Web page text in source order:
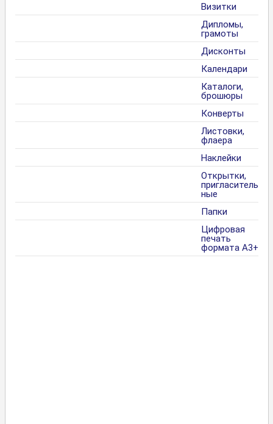
Визитки
Дипломы,
грамоты
Дисконты
Календари
Каталоги,
брошюры
Конверты
Листовки,
флаера
Наклейки
Открытки,
пригласитель
ные
Папки
Цифровая
печать
формата А3+